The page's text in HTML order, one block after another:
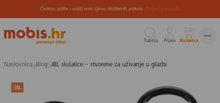
na
Čistimo zalihe i snizili smo cijene izložbenih artikala. Pogledaj ponudu
Tražilica Prijava Košarica
Naslovnica Blog JBL slušalice – stvorene za uživanje u glazbi